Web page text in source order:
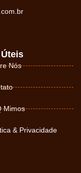
Nós
Mimos
& Privacidade